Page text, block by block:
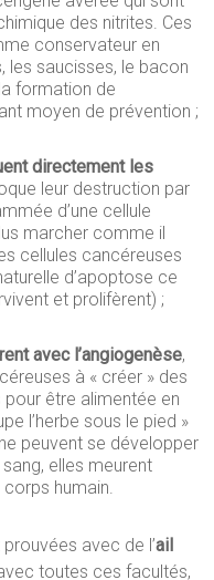
des nitrites. Ces
conservateur en
les saucisses, le bacon
formation de
moyen de prévention ;
directement les
leur destruction par
d’une cellule
marcher comme il
cellules cancéreuses
d’apoptose ce
et prolifèrent) ;
avec l’angiogenèse,
à « créer » des
être alimentée en
l’herbe sous le pied »
peuvent se développer
elles meurent
humain.
avec de l’ail
toutes ces facultés,